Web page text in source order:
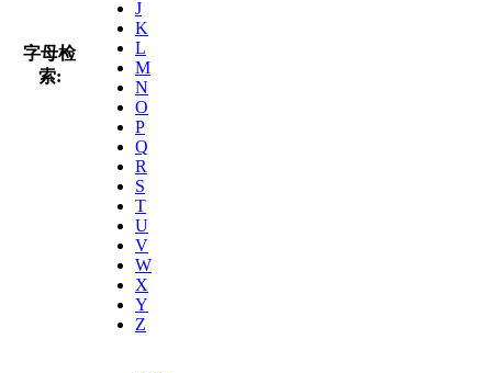
字母检
索:
J
K
L
M
N
O
P
Q
R
S
T
U
V
W
X
Y
Z